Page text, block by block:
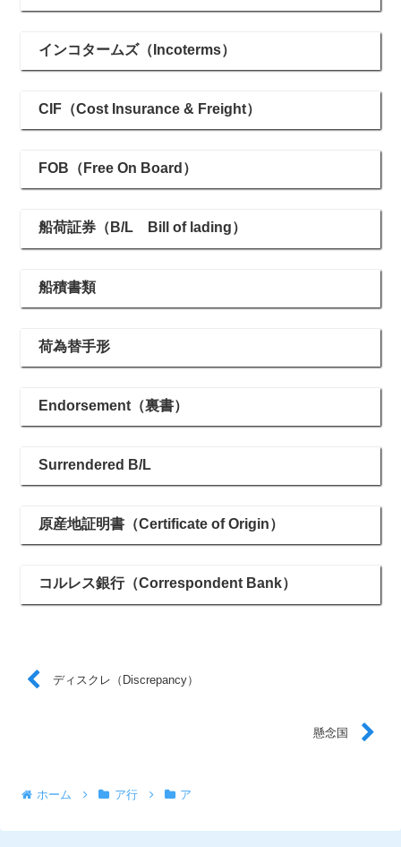
インコタームズ（Incoterms）
CIF（Cost Insurance & Freight）
FOB（Free On Board）
船荷証券（B/L Bill of lading）
船積書類
荷為替手形
Endorsement（裏書）
Surrendered B/L
原産地証明書（Certificate of Origin）
コルレス銀行（Correspondent Bank）
ディスクレ（Discrepancy）
懸念国
ホーム ア行 ア